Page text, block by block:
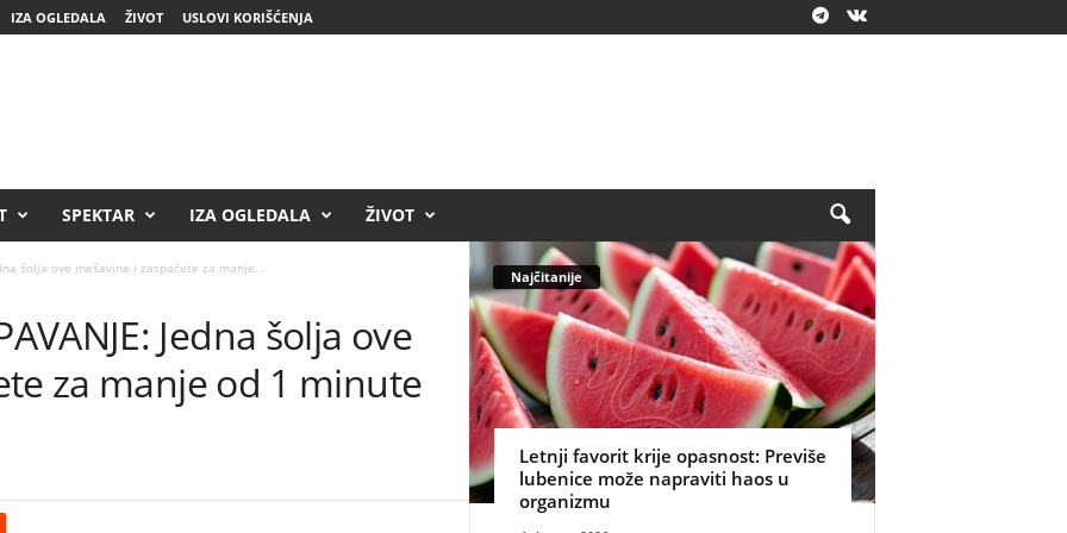
IZA OGLEDALA ŽIVOT USLOVI KORIŠĆENJA
SPEKTAR IZA OGLEDALA ŽIVOT
šolja ove mešavine i zaspaćete za manje...
Jedna šolja ove
za manje od 1 minute
Najčitanije
Letnji favorit krije opasnost: Previše
lubenice može napraviti haos u
organizmu